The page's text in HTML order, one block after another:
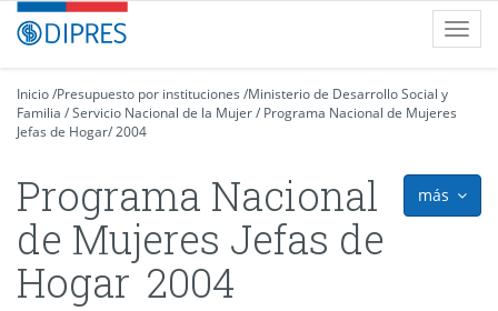
Contenido
principalDIPRES
-
de
Presupuestos
Inicio/Presupuesto por instituciones /Ministerio de Desarrollo Social y
Familia /Servicio Nacional de la Mujer/ Programa Nacional de Mujeres
Jefas de Hogar/2004
más
Programa Nacional
de Mujeres Jefas de
Hogar 2004